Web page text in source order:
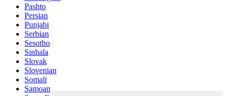
Pashto
Persian
Punjabi
Serbian
Sesotho
Sinhala
Slovak
Slovenian
Somali
Samoan